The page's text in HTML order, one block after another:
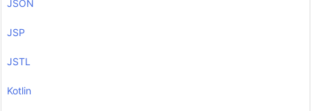
JSON
JSP
JSTL
Kotlin